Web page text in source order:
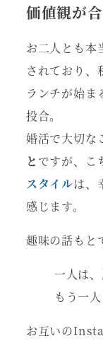
価値観が
お二人とも本
されており、
ランチが始ま
投合。
婚活で大切な
と ですが、こ
スタイルは、
感じます。
趣味の話もと
一人は
もう一
お互いの